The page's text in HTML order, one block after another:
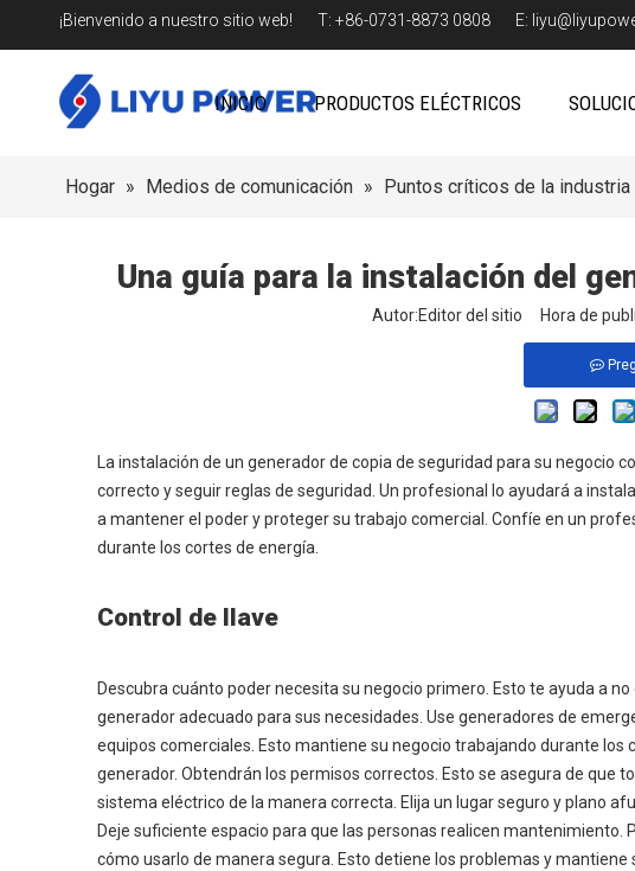
¡Bienvenido a nuestro sitio web! T: +86-0731-8873 0808 E:
INICIO PRODUCTOS ELÉCTRICOS
Hogar » Medios de comunicación » Puntos críticos de la industria
Una guía para la instalación del
Autor:Editor del sitio Hora de
La instalación de un generador de copia de seguridad para su
correcto y seguir reglas de seguridad. Un profesional lo ayudará a
a mantener el poder y proteger su trabajo comercial. Confíe en un
durante los cortes de energía.
Control de llave
Descubra cuánto poder necesita su negocio primero. Esto te ayuda a
generador adecuado para sus necesidades. Use generadores de
equipos comerciales. Esto mantiene su negocio trabajando durante
generador. Obtendrán los permisos correctos. Esto se asegura de que
sistema eléctrico de la manera correcta. Elija un lugar seguro y plano
Deje suficiente espacio para que las personas realicen
cómo usarlo de manera segura. Esto detiene los problemas y mantiene